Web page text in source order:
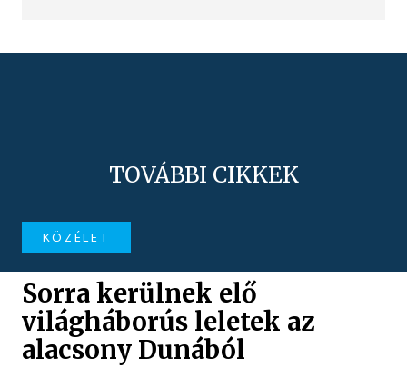
TOVÁBBI CIKKEK
KÖZÉLET
Sorra kerülnek elő
világháborús leletek az
alacsony Dunából